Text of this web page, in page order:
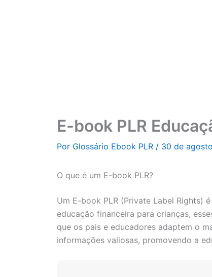
E-book PLR
Por Glossário Ebook PLR / 30 de
O que é um E-book PLR?
Um E-book PLR (Private Label
educação financeira para crianças,
que os pais e educadores adaptem o
informações valiosas, promovendo a